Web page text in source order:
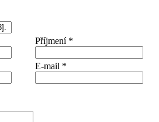
Příjmení *
E-mail *